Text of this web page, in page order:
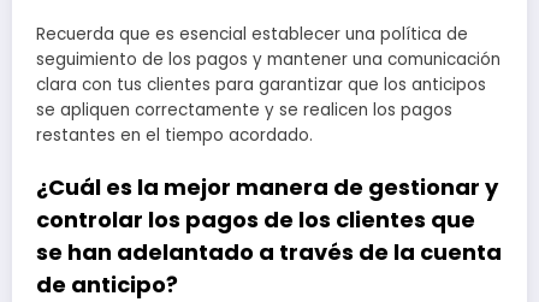
Recuerda que es esencial establecer una política de
seguimiento de los pagos y mantener una comunicación
clara con tus clientes para garantizar que los anticipos
se apliquen correctamente y se realicen los pagos
restantes en el tiempo acordado.
¿Cuál es la mejor manera de gestionar y
controlar los pagos de los clientes que
se han adelantado a través de la cuenta
de anticipo?